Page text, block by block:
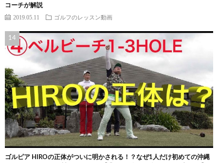
コーチが解説
2019.05.11 ゴルフのレッスン動画
ゴルピア HIROの正体がついに明かされる！？なぜ1人だけ初めての沖縄